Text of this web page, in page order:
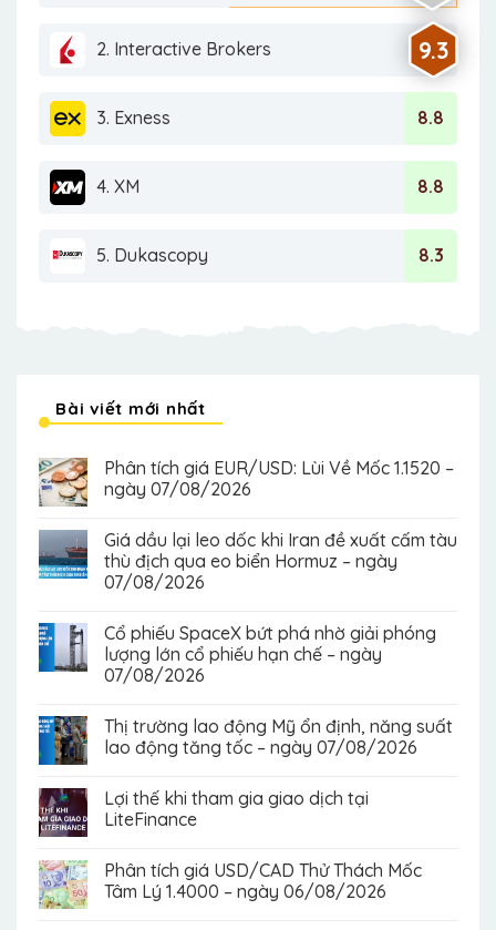
2. Interactive Brokers 9.3
3. Exness 8.8
4. XM 8.8
5. Dukascopy 8.3
Bài viết mới nhất
Phân tích giá EUR/USD: Lùi Về Mốc 1.1520 –
ngày 07/08/2026
Giá dầu lại leo dốc khi Iran đề xuất cấm tàu
thù địch qua eo biển Hormuz – ngày
07/08/2026
Cổ phiếu SpaceX bứt phá nhờ giải phóng
lượng lớn cổ phiếu hạn chế – ngày
07/08/2026
Thị trường lao động Mỹ ổn định, năng suất
lao động tăng tốc – ngày 07/08/2026
Lợi thế khi tham gia giao dịch tại
LiteFinance
Phân tích giá USD/CAD Thử Thách Mốc
Tâm Lý 1.4000 – ngày 06/08/2026